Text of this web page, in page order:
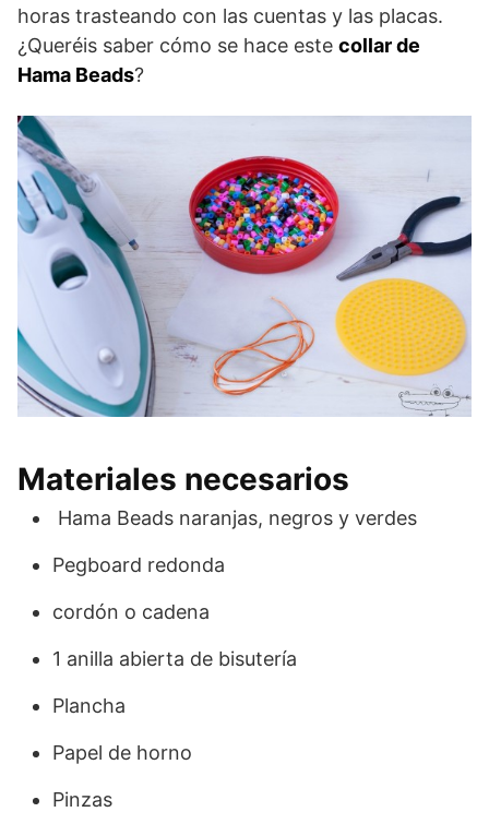
horas trasteando con las cuentas y las placas.
¿Queréis saber cómo se hace este collar de
Hama Beads?
Materiales necesarios
Hama Beads naranjas, negros y verdes
Pegboard redonda
cordón o cadena
1 anilla abierta de bisutería
Plancha
Papel de horno
Pinzas